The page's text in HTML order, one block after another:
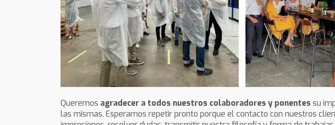
Queremos agradecer a todos nuestros colaboradores y ponentes su
las mismas. Esperamos repetir pronto porque el contacto con nuestros